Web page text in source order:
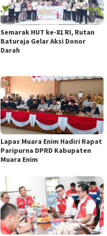
Semarak HUT ke-81 RI, Rutan
Baturaja Gelar Aksi Donor
Darah
Lapas Muara Enim Hadiri Rapat
Paripurna DPRD Kabupaten
Muara Enim